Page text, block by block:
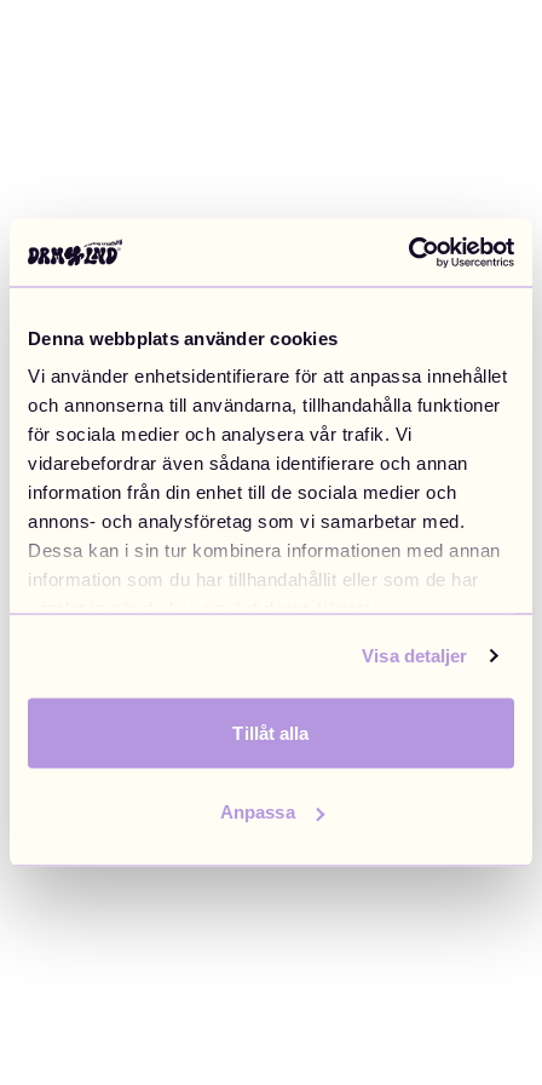
Denna webbplats använder cookies
Vi använder enhetsidentifierare för att anpassa innehållet
och annonserna till användarna, tillhandahålla funktioner
för sociala medier och analysera vår trafik. Vi
vidarebefordrar även sådana identifierare och annan
information från din enhet till de sociala medier och
annons- och analysföretag som vi samarbetar med.
Dessa kan i sin tur kombinera informationen med annan
information som du har tillhandahållit eller som de har
samlat in när du har använt deras tjänster.
Visa detaljer
Tillåt alla
Anpassa
Application error: a client-side exception has occurred (see the
browser console for more information).